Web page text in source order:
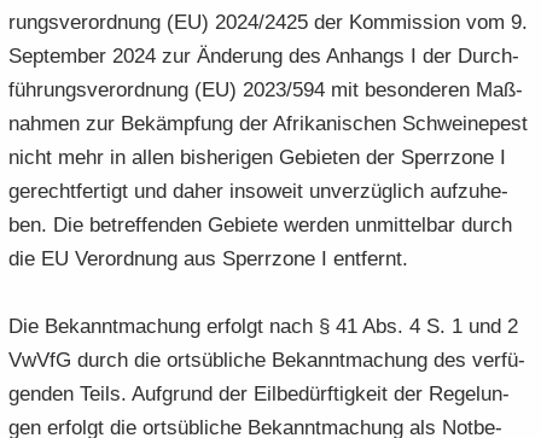
rungs­ver­ord­nung (EU) 2024/2425 der Kom­mis­si­on vom 9.
Sep­tem­ber 2024 zur Än­de­rung des An­hangs I der Durch­
füh­rungs­ver­ord­nung (EU) 2023/594 mit be­son­de­ren Maß­
nah­men zur Be­kämp­fung der Afri­ka­ni­schen Schwei­ne­pest
nicht mehr in allen bis­he­ri­gen Ge­bie­ten der Sperr­zo­ne I
ge­recht­fer­tigt und daher in­so­weit un­ver­züg­lich auf­zu­he­
ben. Die be­tref­fen­den Ge­bie­te wer­den un­mit­tel­bar durch
die EU Ver­ord­nung aus Sperr­zo­ne I ent­fernt.
Die Be­kannt­ma­chung er­folgt nach § 41 Abs. 4 S. 1 und 2
VwVfG durch die orts­üb­li­che Be­kannt­ma­chung des ver­fü­
gen­den Teils. Auf­grund der Eil­be­dürf­tig­keit der Re­ge­lun­
gen er­folgt die orts­üb­li­che Be­kannt­ma­chung als Not­be­